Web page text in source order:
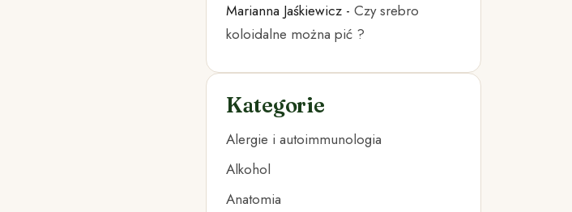
Marianna Jaśkiewicz - Czy srebro
koloidalne można pić ?
Kategorie
Alergie i autoimmunologia
Alkohol
Anatomia